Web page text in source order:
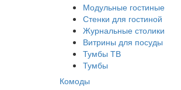
Модульные гостиные
Стенки для гостиной
Журнальные столики
Витрины для посуды
Тумбы ТВ
Тумбы
Комоды